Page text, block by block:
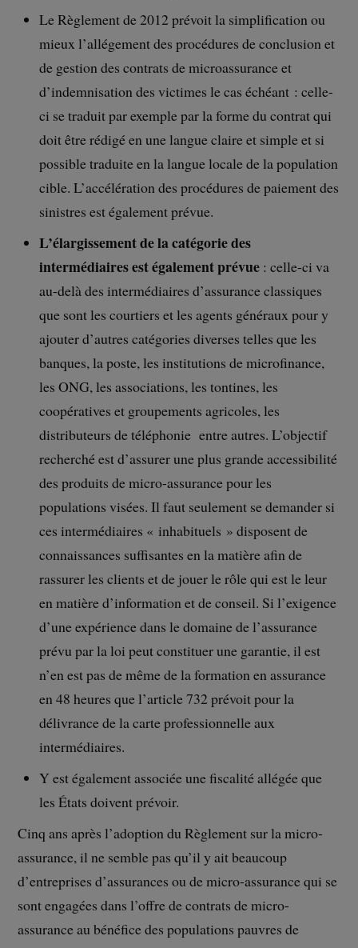
Le Règlement de 2012 prévoit la simplification ou
mieux l’allégement des procédures de conclusion et
de gestion des contrats de microassurance et
d’indemnisation des victimes le cas échéant : celle-
ci se traduit par exemple par la forme du contrat qui
doit être rédigé en une langue claire et simple et si
possible traduite en la langue locale de la population
cible. L’accélération des procédures de paiement des
sinistres est également prévue.
L’élargissement de la catégorie des
intermédiaires est également prévue : celle-ci va
au-delà des intermédiaires d’assurance classiques
que sont les courtiers et les agents généraux pour y
ajouter d’autres catégories diverses telles que les
banques, la poste, les institutions de microfinance,
les ONG, les associations, les tontines, les
coopératives et groupements agricoles, les
distributeurs de téléphonie entre autres. L’objectif
recherché est d’assurer une plus grande accessibilité
des produits de micro-assurance pour les
populations visées. Il faut seulement se demander si
ces intermédiaires « inhabituels » disposent de
connaissances suffisantes en la matière afin de
rassurer les clients et de jouer le rôle qui est le leur
en matière d’information et de conseil. Si l’exigence
d’une expérience dans le domaine de l’assurance
prévu par la loi peut constituer une garantie, il est
n’en est pas de même de la formation en assurance
en 48 heures que l’article 732 prévoit pour la
délivrance de la carte professionnelle aux
intermédiaires.
Y est également associée une fiscalité allégée que
les États doivent prévoir.
Cinq ans après l’adoption du Règlement sur la micro-
assurance, il ne semble pas qu’il y ait beaucoup
d’entreprises d’assurances ou de micro-assurance qui se
sont engagées dans l’offre de contrats de micro-
assurance au bénéfice des populations pauvres de